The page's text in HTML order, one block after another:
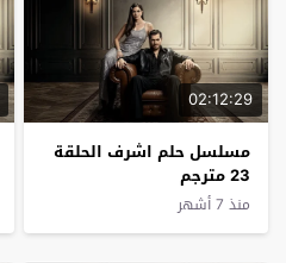
02:12:29
مسلسل حلم اشرف الحلقة
23 مترجم
منذ 7 أشهر